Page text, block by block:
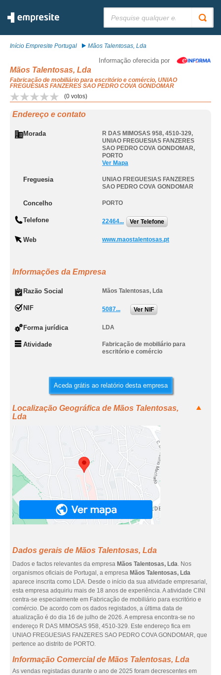
Início Empresite Portugal Mãos Talentosas, Lda
Informação oferecida por
Mãos Talentosas, Lda
Fabricação de mobiliário para escritório e comércio, UNIAO
FREGUESIAS FANZERES SAO PEDRO COVA GONDOMAR
(0 votos)
Endereço e contato
Morada R DAS MIMOSAS 958, 4510-329,
UNIAO FREGUESIAS FANZERES
SAO PEDRO COVA GONDOMAR,
PORTO
Ver Mapa
Freguesia
UNIAO FREGUESIAS FANZERES
SAO PEDRO COVA GONDOMAR
Concelho PORTO
Telefone 22464... Ver Telefone
Web www.maostalentosas.pt
Informações da Empresa
Razão Social Mãos Talentosas, Lda
NIF 5087... Ver NIF
Forma jurídica LDA
Atividade
Fabricação de mobiliário para
escritório e comércio
Aceda grátis ao relatório desta empresa
Localização Geográfica de Mãos Talentosas,
Lda
Dados gerais de Mãos Talentosas, Lda
Dados e factos relevantes da empresa Mãos Talentosas, Lda. Nos
organismos oficiais de Portugal, a empresa Mãos Talentosas, Lda
aparece inscrita como LDA. Desde o início da sua atividade empresarial,
esta empresa adquiriu mais de 18 anos de experiência. A atividade CINI
centra-se especialmente em Fabricação de mobiliário para escritório e
comércio. De acordo com os dados registados, a última data de
atualização é do dia 16 de julho de 2026. A empresa encontra-se no
endereço R DAS MIMOSAS 958, 4510-329. Este endereço fica em
UNIAO FREGUESIAS FANZERES SAO PEDRO COVA GONDOMAR, que
pertence ao distrito de PORTO.
Informação Comercial de Mãos Talentosas, Lda
As vendas registadas durante o ano de 2025 foram decrescentes em